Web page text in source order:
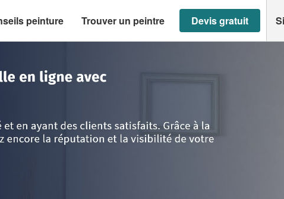
peinture Trouver un peintre Devis gratuit